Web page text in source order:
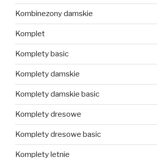
Kombinezony damskie
Komplet
Komplety basic
Komplety damskie
Komplety damskie basic
Komplety dresowe
Komplety dresowe basic
Komplety letnie